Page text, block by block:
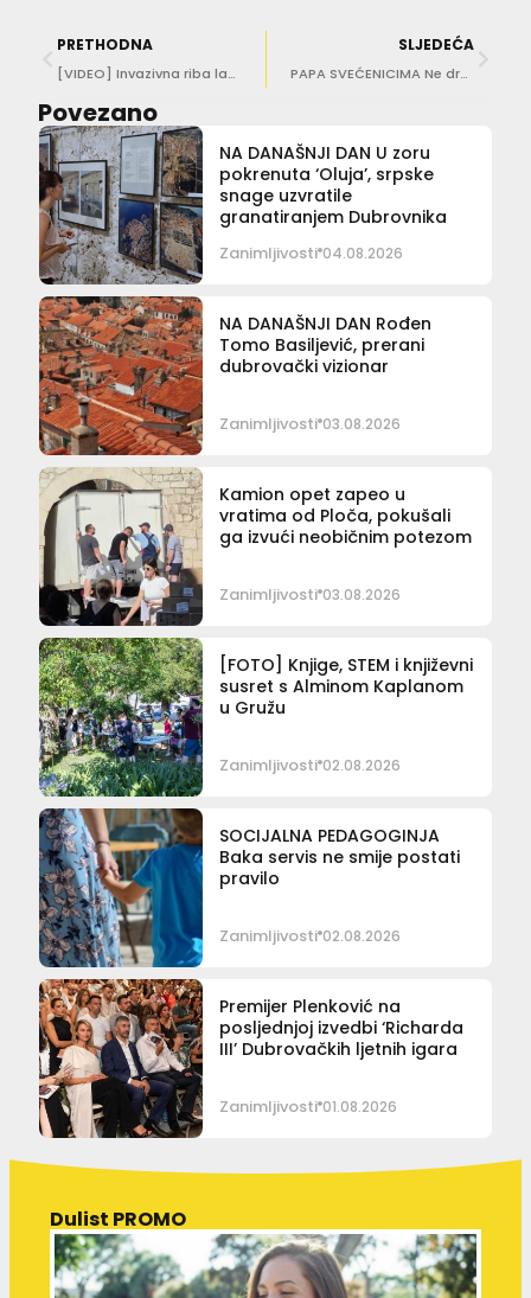
PRETHODNA
[VIDEO] Invazivna riba lav uočena u Parku prirode Lastovsko otočje!
SLJEDEĆA
PAPA SVEĆENICIMA Ne držite propovijedi duže od 8 minuta da vam ljudi ne zaspu!
Povezano
NA DANAŠNJI DAN U zoru
pokrenuta ‘Oluja’, srpske
snage uzvratile
granatiranjem Dubrovnika
Zanimljivosti 04.08.2026
NA DANAŠNJI DAN Rođen
Tomo Basiljević, prerani
dubrovački vizionar
Zanimljivosti 03.08.2026
Kamion opet zapeo u
vratima od Ploča, pokušali
ga izvući neobičnim potezom
Zanimljivosti 03.08.2026
[FOTO] Knjige, STEM i književni
susret s Alminom Kaplanom
u Gružu
Zanimljivosti 02.08.2026
SOCIJALNA PEDAGOGINJA
Baka servis ne smije postati
pravilo
Zanimljivosti 02.08.2026
Premijer Plenković na
posljednjoj izvedbi ‘Richarda
III’ Dubrovačkih ljetnih igara
Zanimljivosti 01.08.2026
Dulist PROMO